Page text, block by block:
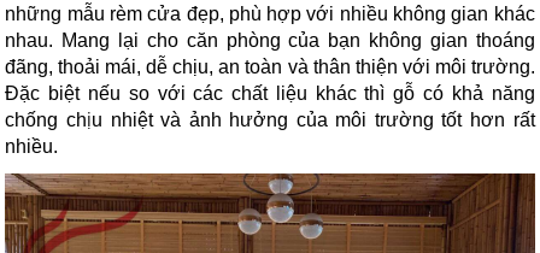
những mẫu rèm cửa đẹp, phù hợp với nhiều không gian khác
nhau. Mang lại cho căn phòng của bạn không gian thoáng
đãng, thoải mái, dễ chịu, an toàn và thân thiện với môi trường.
Đặc biệt nếu so với các chất liệu khác thì gỗ có khả năng
chống chịu nhiệt và ảnh hưởng của môi trường tốt hơn rất
nhiều.